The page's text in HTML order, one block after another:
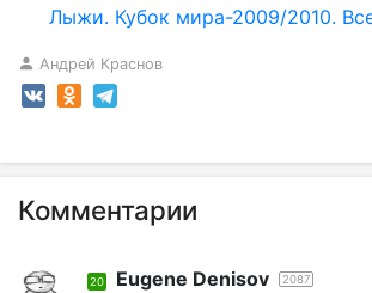
Лыжи. Кубок мира-2009/2010.
Андрей Краснов
Комментарии
20 Eugene Denisov 2087